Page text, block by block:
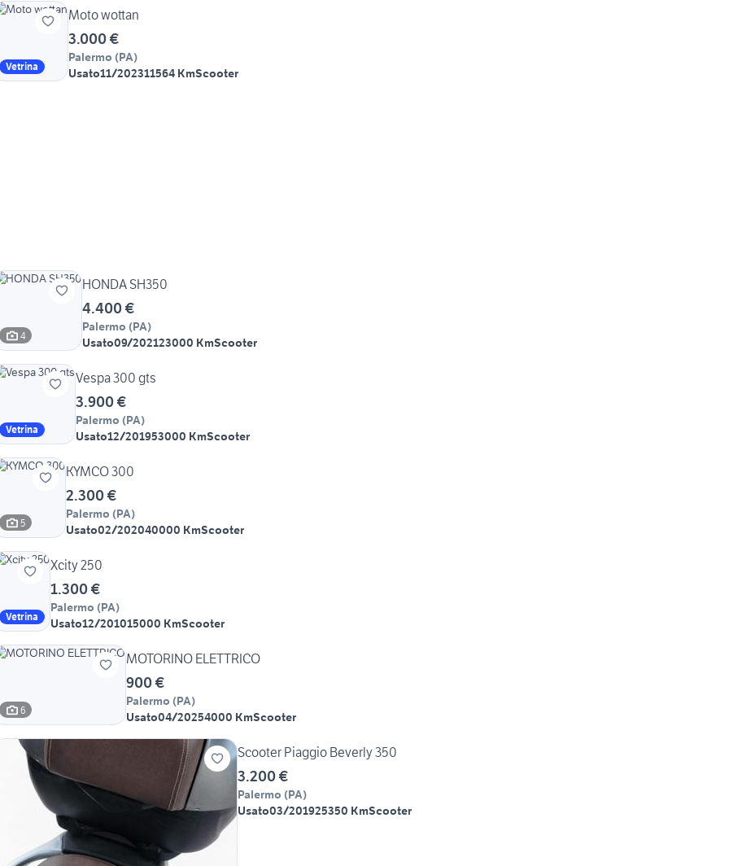
Vetrina
Moto wottan
3.000 €
Palermo (PA)
Usato11/202311564 KmScooter
4
HONDA SH350
4.400 €
Palermo (PA)
Usato09/202123000 KmScooter
Vetrina
Vespa 300 gts
3.900 €
Palermo (PA)
Usato12/201953000 KmScooter
5
KYMCO 300
2.300 €
Palermo (PA)
Usato02/202040000 KmScooter
Vetrina
Xcity 250
1.300 €
Palermo (PA)
Usato12/201015000 KmScooter
6
MOTORINO ELETTRICO
900 €
Palermo (PA)
Usato04/20254000 KmScooter
Scooter Piaggio Beverly 350
3.200 €
Palermo (PA)
Usato03/201925350 KmScooter